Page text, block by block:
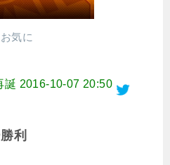
お気に
誕 2016-10-07 20:50
利